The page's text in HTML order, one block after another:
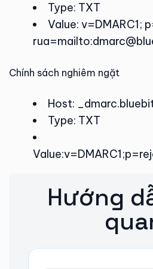
Type: TXT
Value: v=DMARC1;
Chính sách nghiêm ngặt
Host:
Type: TXT
Hướng